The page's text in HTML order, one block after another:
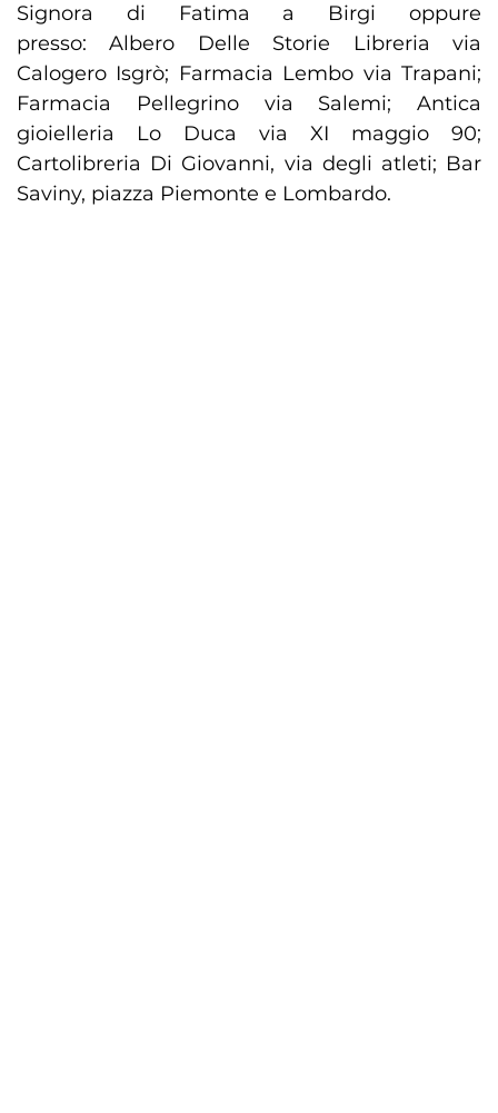
Signora di Fatima a Birgi oppure
presso: Albero Delle Storie Libreria via
Calogero Isgrò; Farmacia Lembo via Trapani;
Farmacia Pellegrino via Salemi; Antica
gioielleria Lo Duca via XI maggio 90;
Cartolibreria Di Giovanni, via degli atleti; Bar
Saviny, piazza Piemonte e Lombardo.